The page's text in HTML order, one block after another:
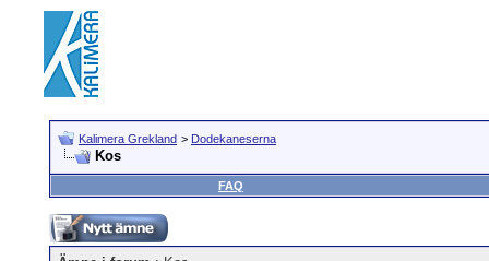
Kalimera Grekland > Dodekaneserna
Kos
FAQ